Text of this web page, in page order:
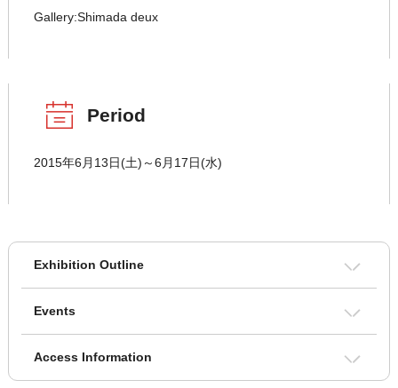
Gallery:Shimada deux
Period
2015年6月13日(土)～6月17日(水)
Exhibition Outline
Events
Access Information